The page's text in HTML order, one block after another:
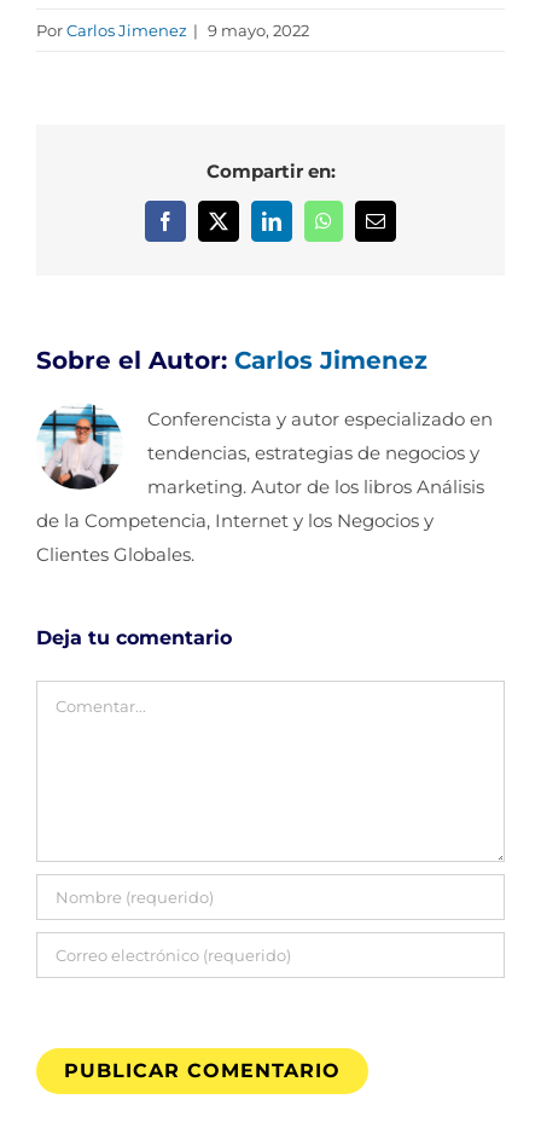
PorCarlos Jimenez | 9 mayo, 2022
Compartir en:
Facebook
X LinkedInWhatsAppCorreo
Sobre el Autor: Carlos Jimenez
Conferencista y autor especializado en
tendencias, estrategias de negocios y
marketing. Autor de los libros Análisis
de la Competencia, Internet y los Negocios y
Clientes Globales.
Deja tu comentario
Comentar